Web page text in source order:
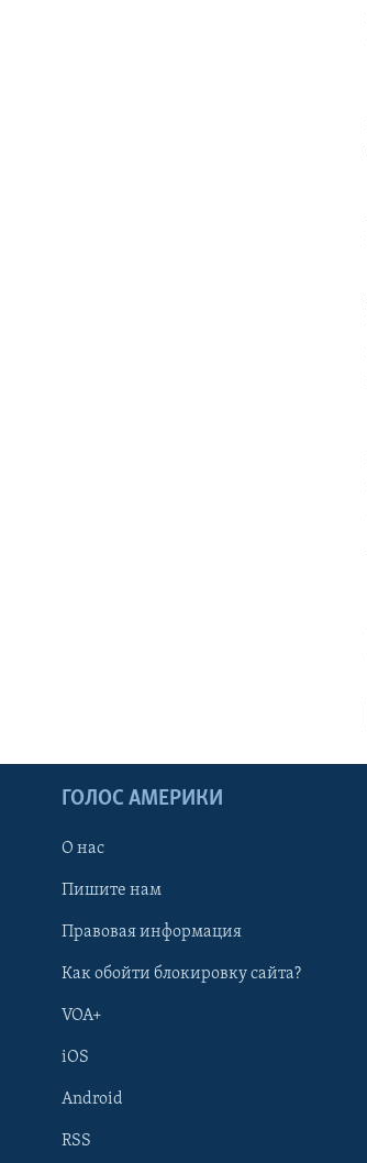
ГОЛОС АМЕРИКИ
О нас
Пишите нам
Правовая информация
Как обойти блокировку сайта?
VOA+
iOS
Android
RSS